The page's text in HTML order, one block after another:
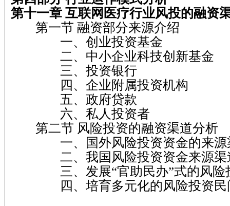
第十一章 互联网医疗行业风投的融资
第一节 融资部分来源介绍
一、创业投资基金
二、中小企业科技创新基金
三、投资银行
四、企业附属投资机构
五、政府贷款
六、私人投资者
第二节 风险投资的融资渠道分析
一、国外风险投资资金的来源
二、我国风险投资资金来源渠
三、发展“官助民办”式的风险
四、培育多元化的风险投资民